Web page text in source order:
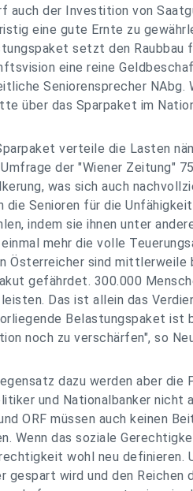
auch der Investition von
eine gute Ernte zu
setzt den
eine reine
Seniorensprecher NAbg.
über das Sparpaket im
verteile die Lasten
der "Wiener Zeitung"
was sich auch
die Senioren für die
indem sie ihnen unter
mehr die volle
Österreicher sind
gefährdet. 300.000
Das ist allein das
Belastungspaket ist
noch zu verschärfen", so
dazu werden aber die
und Nationalbanker nicht
ORF müssen auch keinen
Wenn das soziale
wohl neu definieren.
gespart wird und den Reichen